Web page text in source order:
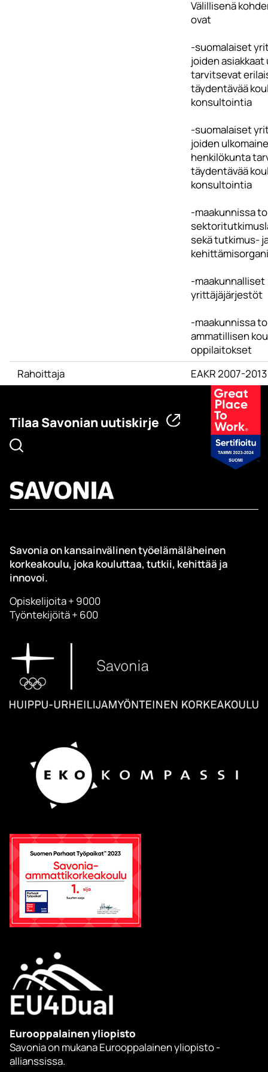
Välillisenä
ovat
-suomalaiset
joiden asiakkaat
tarvitsevat
täydentävää
konsultointia
-suomalaiset
joiden
henkilökunta
täydentävää
konsultointia
-maakunnissa
sekä tutkimus-
-maakunnalliset
yrittäjäjärjestöt
-maakunnissa
ammatillisen
oppilaitokset
Rahoittaja
EAKR 2007-2013
Tilaa Savonian uutiskirje
Savonia on kansainvälinen työelämäläheinen
korkeakoulu, joka kouluttaa, tutkii, kehittää ja
innovoi.
Opiskelijoita + 9000
Työntekijöitä + 600
Eurooppalainen yliopisto
Savonia on mukana Eurooppalainen yliopisto -
allianssissa.